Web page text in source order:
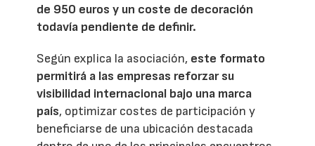
de 950 euros y un coste de decoración
todavía pendiente de definir.
Según explica la asociación, este formato
permitirá a las empresas reforzar su
visibilidad internacional bajo una marca
país, optimizar costes de participación y
beneficiarse de una ubicación destacada